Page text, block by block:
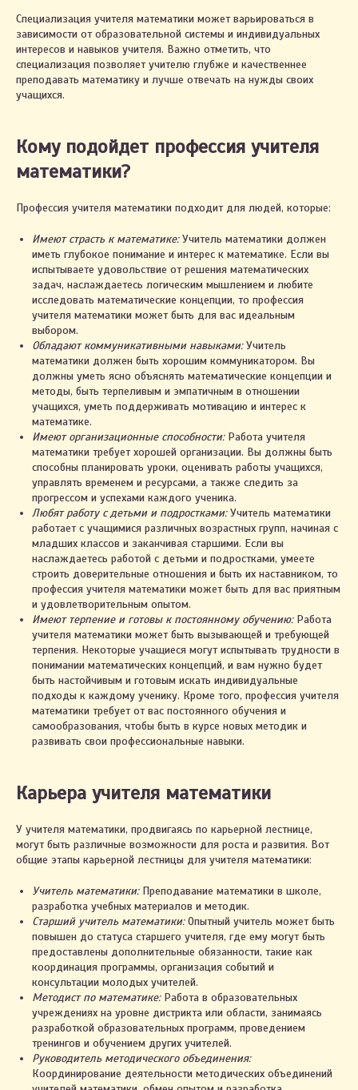
Специализация учителя математики может варьироваться в
зависимости от образовательной системы и индивидуальных
интересов и навыков учителя. Важно отметить, что
специализация позволяет учителю глубже и качественнее
преподавать математику и лучше отвечать на нужды своих
учащихся.
Кому подойдет профессия учителя
математики?
Профессия учителя математики подходит для людей, которые:
Имеют страсть к математике:Учитель математики должен
иметь глубокое понимание и интерес к математике. Если вы
испытываете удовольствие от решения математических
задач, наслаждаетесь логическим мышлением и любите
исследовать математические концепции, то профессия
учителя математики может быть для вас идеальным
выбором.
Обладают коммуникативными навыками:Учитель
математики должен быть хорошим коммуникатором. Вы
должны уметь ясно объяснять математические концепции и
методы, быть терпеливым и эмпатичным в отношении
учащихся, уметь поддерживать мотивацию и интерес к
математике.
Имеют организационные способности:Работа учителя
математики требует хорошей организации. Вы должны быть
способны планировать уроки, оценивать работы учащихся,
управлять временем и ресурсами, а также следить за
прогрессом и успехами каждого ученика.
Любят работу с детьми и подростками:Учитель математики
работает с учащимися различных возрастных групп, начиная с
младших классов и заканчивая старшими. Если вы
наслаждаетесь работой с детьми и подростками, умеете
строить доверительные отношения и быть их наставником, то
профессия учителя математики может быть для вас приятным
и удовлетворительным опытом.
Имеют терпение и готовы к постоянному обучению:Работа
учителя математики может быть вызывающей и требующей
терпения. Некоторые учащиеся могут испытывать трудности в
понимании математических концепций, и вам нужно будет
быть настойчивым и готовым искать индивидуальные
подходы к каждому ученику. Кроме того, профессия учителя
математики требует от вас постоянного обучения и
самообразования, чтобы быть в курсе новых методик и
развивать свои профессиональные навыки.
Карьера учителя математики
У учителя математики, продвигаясь по карьерной лестнице,
могут быть различные возможности для роста и развития. Вот
общие этапы карьерной лестницы для учителя математики:
Учитель математики:Преподавание математики в школе,
разработка учебных материалов и методик.
Старший учитель математики:Опытный учитель может быть
повышен до статуса старшего учителя, где ему могут быть
предоставлены дополнительные обязанности, такие как
координация программы, организация событий и
консультации молодых учителей.
Методист по математике:Работа в образовательных
учреждениях на уровне дистрикта или области, занимаясь
разработкой образовательных программ, проведением
тренингов и обучением других учителей.
Руководитель методического объединения:
Координирование деятельности методических объединений